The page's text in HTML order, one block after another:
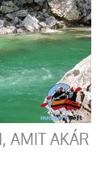
AMIT AKÁR